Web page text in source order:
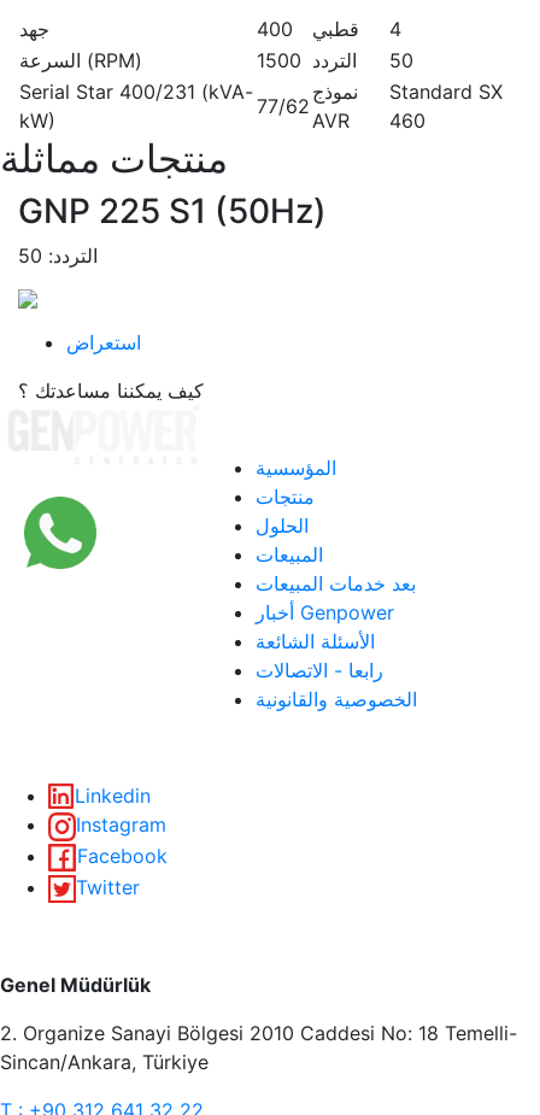
جهد 400 قطبي
4
السرعة (RPM)
1500 التردد
50
Serial Star 400/231 (kVA-
kW)
77/62
نموذج
AVR
Standard SX
460
منتجات مماثلة
GNP 225 S1 (50Hz)
التردد: 50
استعراض
كيف يمكننا مساعدتك ؟
المؤسسية
منتجات
الحلول
المبيعات
بعد خدمات المبيعات
أخبار Genpower
الأسئلة الشائعة
رابعا - الاتصالات
الخصوصية والقانونية
Linkedin
Instagram
Facebook
Twitter
Genel Müdürlük
2. Organize Sanayi Bölgesi 2010 Caddesi No: 18 Temelli-
Sincan/Ankara, Türkiye
T : +90 312 641 32 22